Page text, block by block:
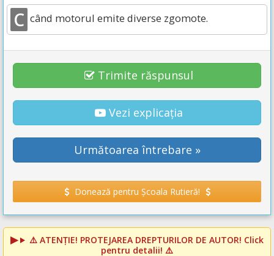
C când motorul emite diverse zgomote.
Trimite răspunsul
Vezi explicația
Următoarea întrebare »
Donează pentru Școala Rutieră!
⚠️ ATENȚIE! PROTEJAREA DREPTURILOR DE AUTOR! Click
pentru detalii! ⚠️